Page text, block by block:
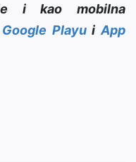
je i kao mobilna
Google PlayuiApp